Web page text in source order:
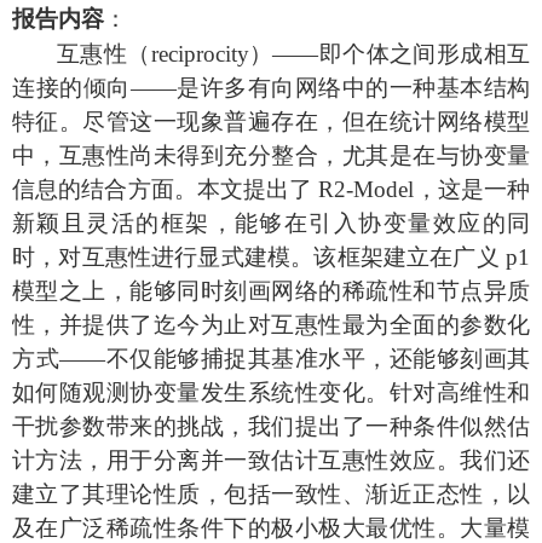
报告内容 ：
互惠性（reciprocity）——即个体之间形成相互
连接的倾向——是许多有向网络中的一种基本结构
特征。尽管这一现象普遍存在，但在统计网络模型
中，互惠性尚未得到充分整合，尤其是在与协变量
信息的结合方面。本文提出了 R2-Model，这是一种
新颖且灵活的框架，能够在引入协变量效应的同
时，对互惠性进行显式建模。该框架建立在广义 p1
模型之上，能够同时刻画网络的稀疏性和节点异质
性，并提供了迄今为止对互惠性最为全面的参数化
方式——不仅能够捕捉其基准水平，还能够刻画其
如何随观测协变量发生系统性变化。针对高维性和
干扰参数带来的挑战，我们提出了一种条件似然估
计方法，用于分离并一致估计互惠性效应。我们还
建立了其理论性质，包括一致性、渐近正态性，以
及在广泛稀疏性条件下的极小极大最优性。大量模